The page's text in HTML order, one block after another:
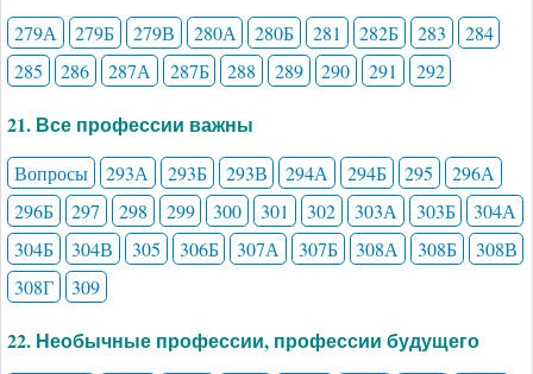
279А 279Б 279В 280А 280Б 281 282Б 283
284
285
286 287А 287Б 288 289 290 291 292
21. Все профессии важны
Вопросы 293А 293Б 293В 294А 294Б 295
296А
296Б
297 298 299 300 301 302 303А 303Б
304А
304Б
304В 305 306Б 307А 307Б 308А 308Б
308В
308Г
309
22. Необычные профессии, профессии будущего